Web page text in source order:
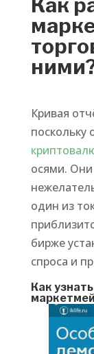
Кривая
поскольку
осями. Они
один из
бирже
спроса и
Как